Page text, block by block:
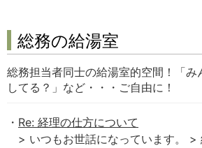
総務の給湯室
総務担当者同士の給湯室的空間！「み
してる？」など・・・ご自由に！
Re: 経理の仕方について
> いつもお世話になっています。 >